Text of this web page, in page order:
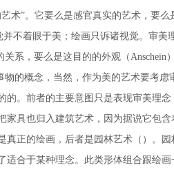
”。它要么是感官真实的艺术，要么
不着眼于美；绘画只诉诸视觉。审
系，要么是这目的的外观（Anschein
的概念，当然，作为美的艺术要考
。前者的主要意图只是表现审美理
具也归入建筑艺术，因为据说它包含
的绘画，后者是园林艺术（）。园
合于某种理念。此类形体组合跟绘